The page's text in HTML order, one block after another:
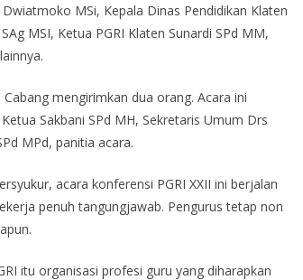
MSi, Kepala Dinas Pendidikan Klaten
MSI, Ketua PGRI Klaten Sunardi SPd MM,
mengirimkan dua orang. Acara ini
Sakbani SPd MH, Sekretaris Umum Drs
MPd, panitia acara.
acara konferensi PGRI XXII ini berjalan
penuh tangungjawab. Pengurus tetap non
itu organisasi profesi guru yang diharapkan